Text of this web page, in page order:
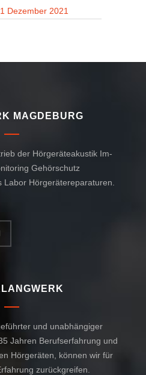
Dezember 2021
MAGDEBURG
der Hörgeräteakustik Im-
Gehörschutz
Hörgerätereparaturen.
und unabhängiger
Jahren Berufserfahrung und
Hörgeräten, können wir für
zurückgreifen.